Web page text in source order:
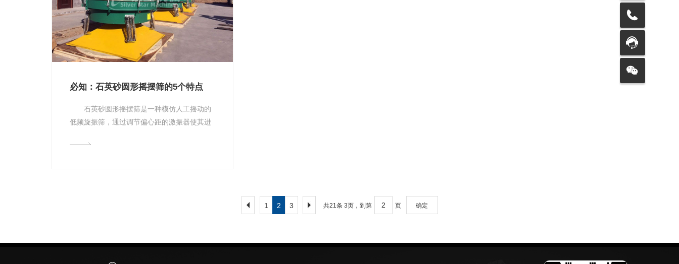
必知：石英砂圆形摇摆筛的5个特点
石英砂圆形摇摆筛是一种模仿人工摇动的
低频旋振筛，通过调节偏心距的激振器使其进
目...
1 2 3 共21条 3页，到第 页 确定